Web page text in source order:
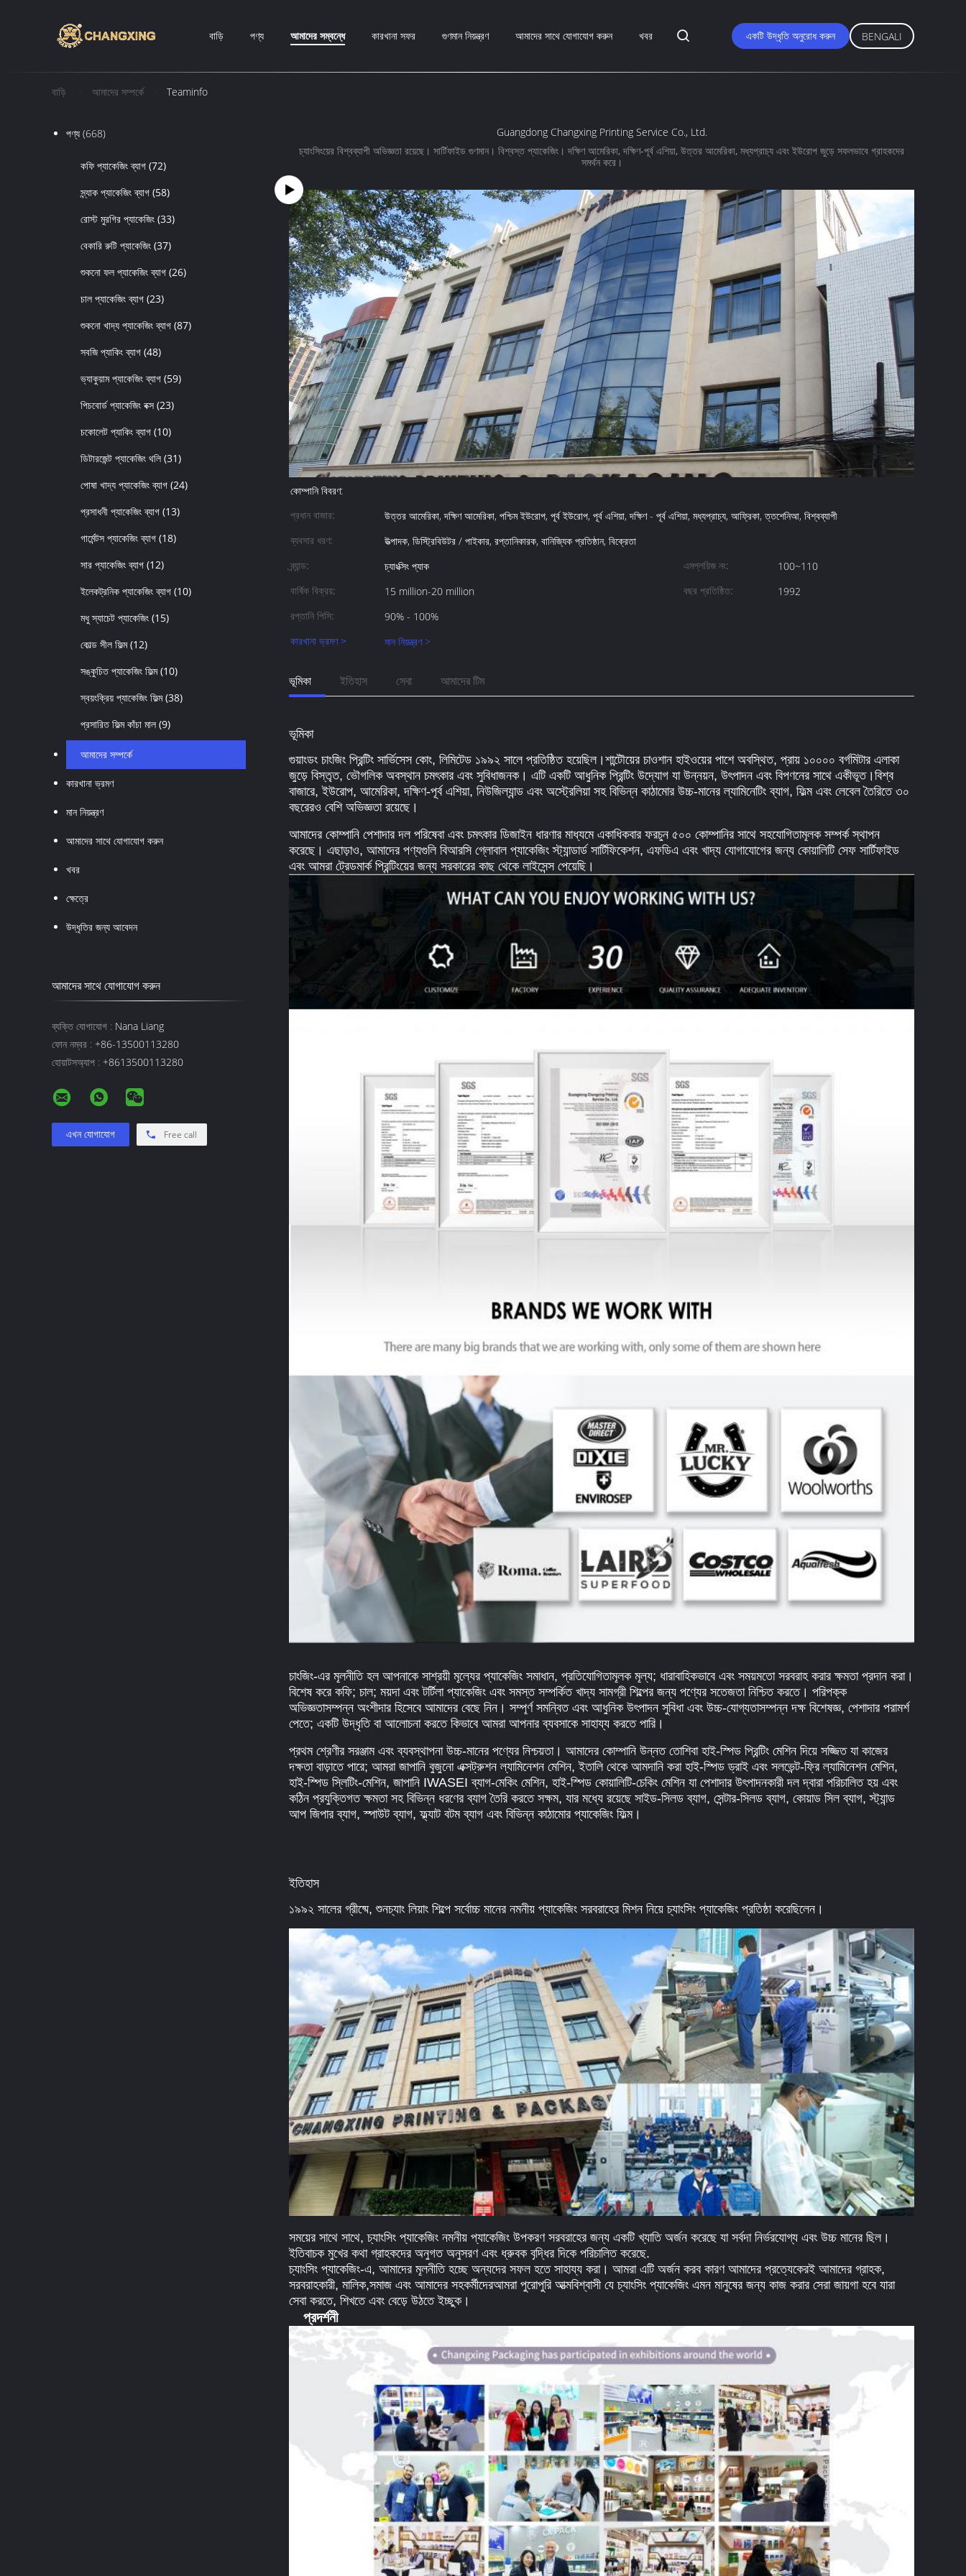
বাড়ি পণ্য আমাদের সম্বন্ধে কারখানা সফর গুণমান নিয়ন্ত্রণ আমাদের সাথে যোগাযোগ করুন খবর একটি উদ্ধৃতি অনুরোধ করুন BENGALI
বাড়ি আমাদের সম্পর্কে Teaminfo
পণ্য (668)
কফি প্যাকেজিং ব্যাগ (72)
স্ন্যাক প্যাকেজিং ব্যাগ (58)
রোস্ট মুরগির প্যাকেজিং (33)
বেকারি রুটি প্যাকেজিং (37)
শুকনো ফল প্যাকেজিং ব্যাগ (26)
চাল প্যাকেজিং ব্যাগ (23)
শুকনো খাদ্য প্যাকেজিং ব্যাগ (87)
সবজি প্যাকিং ব্যাগ (48)
ভ্যাকুয়াম প্যাকেজিং ব্যাগ (59)
পিচবোর্ড প্যাকেজিং বক্স (23)
চকোলেট প্যাকিং ব্যাগ (10)
ডিটারজেন্ট প্যাকেজিং থলি (31)
পোষা খাদ্য প্যাকেজিং ব্যাগ (24)
প্রসাধনী প্যাকেজিং ব্যাগ (13)
গার্মেন্টস প্যাকেজিং ব্যাগ (18)
সার প্যাকেজিং ব্যাগ (12)
ইলেকট্রনিক প্যাকেজিং ব্যাগ (10)
মধু স্যাচেট প্যাকেজিং (15)
কোল্ড সীল ফিল্ম (12)
সঙ্কুচিত প্যাকেজিং ফিল্ম (10)
স্বয়ংক্রিয় প্যাকেজিং ফিল্ম (38)
প্রসারিত ফিল্ম কাঁচা মাল (9)
আমাদের সম্পর্কে
কারখানা ভ্রমণ
মান নিয়ন্ত্রণ
আমাদের সাথে যোগাযোগ করুন
খবর
ক্ষেত্রে
উদ্ধৃতির জন্য আবেদন
আমাদের সাথে যোগাযোগ করুন
ব্যক্তি যোগাযোগ : Nana Liang
ফোন নম্বর : +86-13500113280
হোয়াটসঅ্যাপ : +8613500113280
Free call
Guangdong Changxing Printing Service Co., Ltd.
চ্যাংসিংয়ের বিশ্বব্যাপী অভিজ্ঞতা রয়েছে। সার্টিফাইড গুণমান। বিশ্বস্ত প্যাকেজিং। দক্ষিণ আমেরিকা, দক্ষিণ-পূর্ব এশিয়া, উত্তর আমেরিকা, মধ্যপ্রাচ্য এবং ইউরোপ জুড়ে সফলভাবে গ্রাহকদের
সমর্থন করে।
কোম্পানি বিবরণ:
প্রধান বাজার:
উত্তর আমেরিকা, দক্ষিণ আমেরিকা, পশ্চিম ইউরোপ, পূর্ব ইউরোপ, পূর্ব এশিয়া, দক্ষিণ - পূর্ব এশিয়া, মধ্যপ্রাচ্য, আফ্রিকা, ত্তশেনিআ, বিশ্বব্যাপী
ব্যবসার ধরণ:
উত্পাদক, ডিস্ট্রিবিউটর / পাইকার, রপ্তানিকারক, বানিজ্যিক প্রতিষ্ঠান, বিক্রেতা
ব্র্যান্ড:
চ্যাংক্সিং প্যাক এমপ্লয়িজ নং:
100~110
বার্ষিক বিক্রয়:
15 million-20 million বছর প্রতিষ্ঠিত:
1992
রপ্তানি পিসি:
90% - 100%
কারখানা ভ্রমণ >
মান নিয়ন্ত্রণ >
ভূমিকা ইতিহাস সেবা আমাদের টিম
ভূমিকা
গুয়াংডং চাংজিং প্রিন্টিং সার্ভিসেস কোং, লিমিটেড ১৯৯২ সালে প্রতিষ্ঠিত হয়েছিল। শান্টৌয়ের চাওশান হাইওয়ের পাশে অবস্থিত, প্রায় ১০০০০ বর্গমিটার এলাকা
জুড়ে বিস্তৃত, ভৌগলিক অবস্থান চমৎকার এবং সুবিধাজনক। এটি একটি আধুনিক প্রিন্টিং উদ্যোগ যা উন্নয়ন, উৎপাদন এবং বিপণনের সাথে একীভূত। বিশ্ব
বাজারে, ইউরোপ, আমেরিকা, দক্ষিণ-পূর্ব এশিয়া, নিউজিল্যান্ড এবং অস্ট্রেলিয়া সহ বিভিন্ন কাঠামোর উচ্চ-মানের ল্যামিনেটিং ব্যাগ, ফিল্ম এবং লেবেল তৈরিতে ৩০
বছরেরও বেশি অভিজ্ঞতা রয়েছে।
আমাদের কোম্পানি পেশাদার দল পরিষেবা এবং চমৎকার ডিজাইন ধারণার মাধ্যমে একাধিকবার ফরচুন ৫০০ কোম্পানির সাথে সহযোগিতামূলক সম্পর্ক স্থাপন
করেছে। এছাড়াও, আমাদের পণ্যগুলি বিআরসি গ্লোবাল প্যাকেজিং স্ট্যান্ডার্ড সার্টিফিকেশন, এফডিএ এবং খাদ্য যোগাযোগের জন্য কোয়ালিটি সেফ সার্টিফাইড
এবং আমরা ট্রেডমার্ক প্রিন্টিংয়ের জন্য সরকারের কাছ থেকে লাইসেন্স পেয়েছি।
চাংজিং-এর মূলনীতি হল আপনাকে সাশ্রয়ী মূল্যের প্যাকেজিং সমাধান, প্রতিযোগিতামূলক মূল্য; ধারাবাহিকভাবে এবং সময়মতো সরবরাহ করার ক্ষমতা প্রদান করা।
বিশেষ করে কফি; চাল; ময়দা এবং টর্টিলা প্যাকেজিং এবং সমস্ত সম্পর্কিত খাদ্য সামগ্রী শিল্পের জন্য পণ্যের সতেজতা নিশ্চিত করতে। পরিপক্ক
অভিজ্ঞতাসম্পন্ন অংশীদার হিসেবে আমাদের বেছে নিন। সম্পূর্ণ সমন্বিত এবং আধুনিক উৎপাদন সুবিধা এবং উচ্চ-যোগ্যতাসম্পন্ন দক্ষ বিশেষজ্ঞ, পেশাদার পরামর্শ
পেতে; একটি উদ্ধৃতি বা আলোচনা করতে কিভাবে আমরা আপনার ব্যবসাকে সাহায্য করতে পারি।
প্রথম শ্রেণীর সরঞ্জাম এবং ব্যবস্থাপনা উচ্চ-মানের পণ্যের নিশ্চয়তা। আমাদের কোম্পানি উন্নত তোশিবা হাই-স্পিড প্রিন্টিং মেশিন দিয়ে সজ্জিত যা কাজের
দক্ষতা বাড়াতে পারে; আমরা জাপানি বুজুনো এক্সট্রুশন ল্যামিনেশন মেশিন, ইতালি থেকে আমদানি করা হাই-স্পিড ড্রাই এবং সলভেন্ট-ফ্রি ল্যামিনেশন মেশিন,
হাই-স্পিড স্লিটিং-মেশিন, জাপানি IWASEI ব্যাগ-মেকিং মেশিন, হাই-স্পিড কোয়ালিটি-চেকিং মেশিন যা পেশাদার উৎপাদনকারী দল দ্বারা পরিচালিত হয় এবং
কঠিন প্রযুক্তিগত ক্ষমতা সহ বিভিন্ন ধরণের ব্যাগ তৈরি করতে সক্ষম, যার মধ্যে রয়েছে সাইড-সিলড ব্যাগ, সেন্টার-সিলড ব্যাগ, কোয়াড সিল ব্যাগ, স্ট্যান্ড
আপ জিপার ব্যাগ, স্পাউট ব্যাগ, ফ্ল্যাট বটম ব্যাগ এবং বিভিন্ন কাঠামোর প্যাকেজিং ফিল্ম।
ইতিহাস
১৯৯২ সালের গ্রীষ্মে, শুনচ্যাং লিয়াং শিল্পে সর্বোচ্চ মানের নমনীয় প্যাকেজিং সরবরাহের মিশন নিয়ে চ্যাংসিং প্যাকেজিং প্রতিষ্ঠা করেছিলেন।
সময়ের সাথে সাথে, চ্যাংসিং প্যাকেজিং নমনীয় প্যাকেজিং উপকরণ সরবরাহের জন্য একটি খ্যাতি অর্জন করেছে যা সর্বদা নির্ভরযোগ্য এবং উচ্চ মানের ছিল।
ইতিবাচক মুখের কথা গ্রাহকদের অনুগত অনুসরণ এবং ধ্রুবক বৃদ্ধির দিকে পরিচালিত করেছে.
চ্যাংসিং প্যাকেজিং-এ, আমাদের মূলনীতি হচ্ছে অন্যদের সফল হতে সাহায্য করা। আমরা এটি অর্জন করব কারণ আমাদের প্রত্যেকেরই আমাদের গ্রাহক,
সরবরাহকারী, মালিক,সমাজ এবং আমাদের সহকর্মীদেরআমরা পুরোপুরি আত্মবিশ্বাসী যে চ্যাংসিং প্যাকেজিং এমন মানুষের জন্য কাজ করার সেরা জায়গা হবে যারা
সেবা করতে, শিখতে এবং বেড়ে উঠতে ইচ্ছুক।
প্রদর্শনী